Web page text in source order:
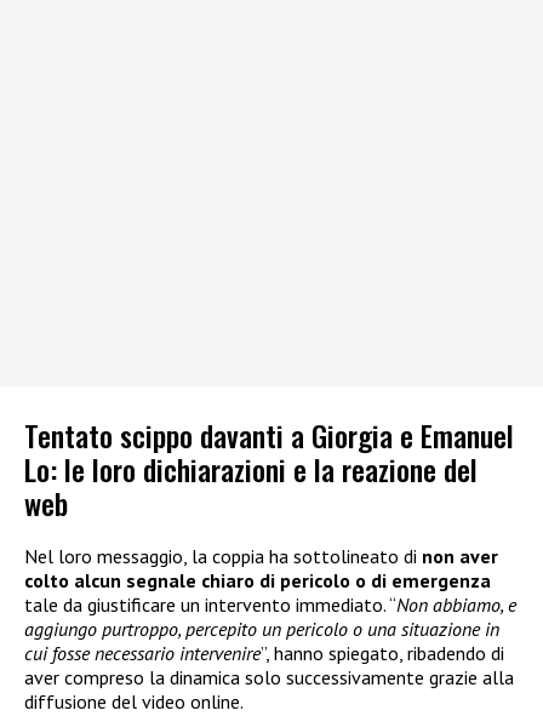
Tentato scippo davanti a Giorgia e Emanuel
Lo: le loro dichiarazioni e la reazione del
web
Nel loro messaggio, la coppia ha sottolineato di non aver
colto alcun segnale chiaro di pericolo o di emergenza
tale da giustificare un intervento immediato. “Non abbiamo, e
aggiungo purtroppo, percepito un pericolo o una situazione in
cui fosse necessario intervenire”, hanno spiegato, ribadendo di
aver compreso la dinamica solo successivamente grazie alla
diffusione del video online.